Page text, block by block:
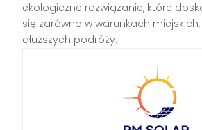
ekologiczne rozwiązanie, które
się zarówno w warunkach
dłuższych podróży.